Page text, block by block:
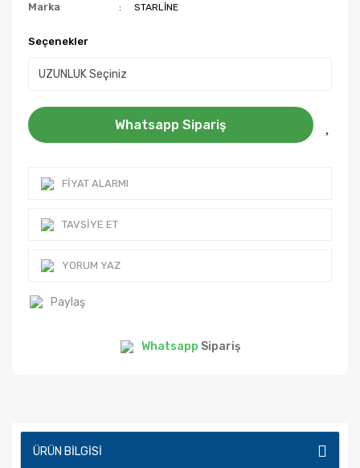
Marka STARLİNE
Seçenekler
Whatsapp Sipariş
FIYAT ALARMI
TAVSIYE ET
YORUM YAZ
Paylaş
Whatsapp Sipariş
ÜRÜN BILGISI